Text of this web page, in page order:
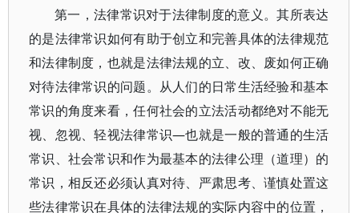
第一，法律常识对于法律制度的意义。其所表达
的是法律常识如何有助于创立和完善具体的法律规范
和法律制度，也就是法律法规的立、改、废如何正确
对待法律常识的问题。从人们的日常生活经验和基本
常识的角度来看，任何社会的立法活动都绝对不能无
视、忽视、轻视法律常识—也就是一般的普通的生活
常识、社会常识和作为最基本的法律公理（道理）的
常识，相反还必须认真对待、严肃思考、谨慎处置这
些法律常识在具体的法律法规的实际内容中的位置，